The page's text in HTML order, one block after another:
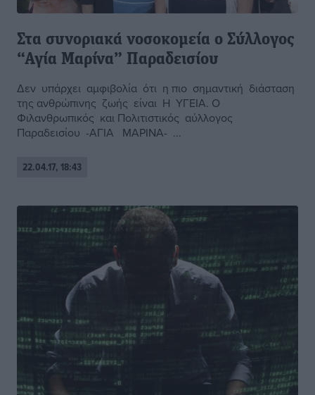
Στα συνοριακά νοσοκομεία ο Σύλλογος
“Αγία Μαρίνα” Παραδεισίου
Δεν υπάρχει αμφιβολία ότι η πιο σημαντική διάσταση
της ανθρώπινης ζωής είναι Η ΥΓΕΙΑ. Ο
Φιλανθρωπικός και Πολιτιστικός αύλλογος
Παραδεισίου -ΑΓΙΑ ΜΑΡΙΝΑ- ...
22.04.17, 18:43